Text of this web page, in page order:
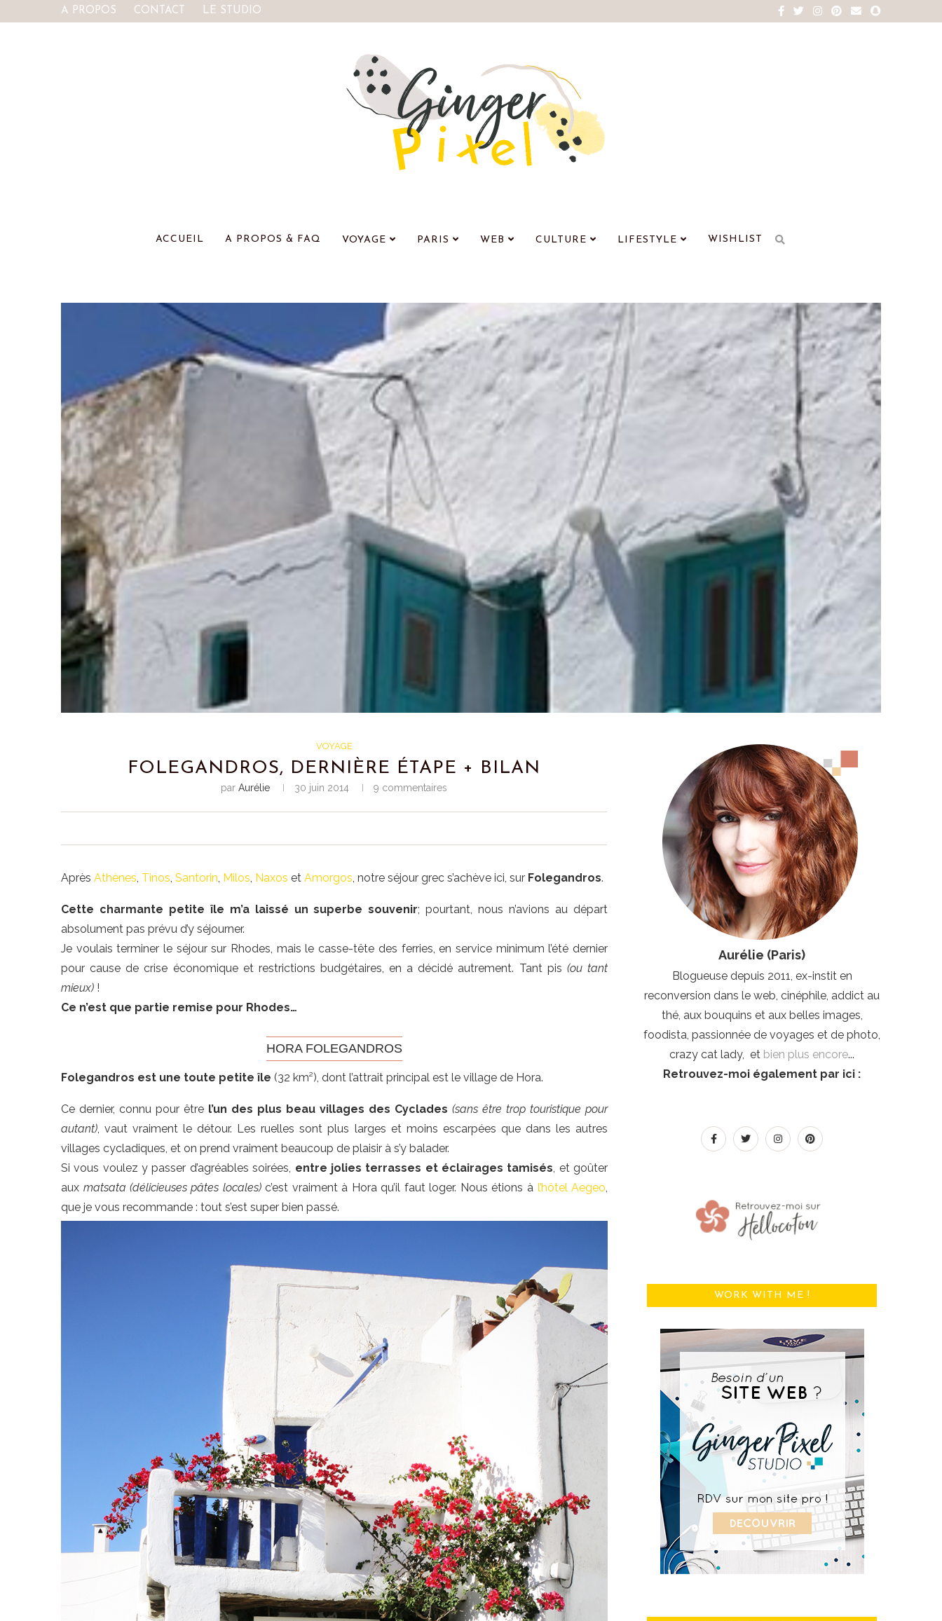
A PROPOS CONTACT LE STUDIO
ACCUEIL A PROPOS & FAQ VOYAGE PARIS WEB CULTURE LIFESTYLE WISHLIST
VOYAGE
FOLEGANDROS, DERNIÈRE ÉTAPE + BILAN
parAurélie 30 juin 2014 9 commentaires
Après Athènes, Tinos, Santorin, Milos, Naxos et Amorgos, notre séjour grec s’achève ici, sur Folegandros.
Cette charmante petite île m’a laissé un superbe souvenir; pourtant, nous n’avions au départ
absolument pas prévu d’y séjourner.
Je voulais terminer le séjour sur Rhodes, mais le casse-tête des ferries, en service minimum l’été dernier
pour cause de crise économique et restrictions budgétaires, en a décidé autrement. Tant pis (ou tant
mieux) !
Ce n’est que partie remise pour Rhodes…
HORA FOLEGANDROS
Folegandros est une toute petite île (32 km²), dont l’attrait principal est le village de Hora.
Ce dernier, connu pour être l’un des plus beau villages des Cyclades (sans être trop touristique pour
autant), vaut vraiment le détour. Les ruelles sont plus larges et moins escarpées que dans les autres
villages cycladiques, et on prend vraiment beaucoup de plaisir à s’y balader.
Si vous voulez y passer d’agréables soirées, entre jolies terrasses et éclairages tamisés, et goûter
aux matsata (délicieuses pâtes locales) c’est vraiment à Hora qu’il faut loger. Nous étions à l’hôtel Aegeo,
que je vous recommande : tout s’est super bien passé.
Aurélie (Paris)
Blogueuse depuis 2011, ex-instit en
reconversion dans le web, cinéphile, addict au
thé, aux bouquins et aux belles images,
foodista, passionnée de voyages et de photo,
crazy cat lady, et bien plus encore...
Retrouvez-moi également par ici :
WORK WITH ME !